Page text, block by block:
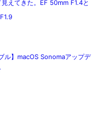
えてきた。EF 50mm F1.4と
ル】macOS Sonomaアップデ